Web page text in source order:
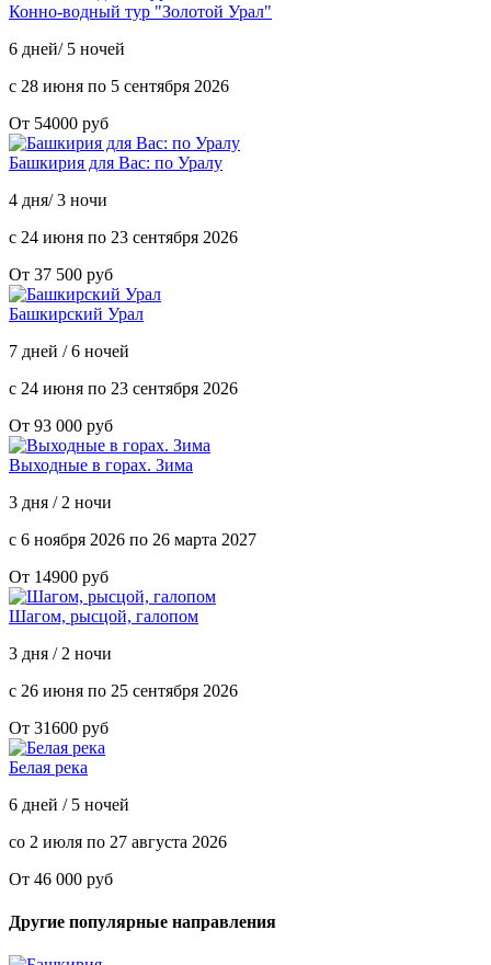
Конно-водный тур "Золотой Урал"
6 дней/ 5 ночей
с 28 июня по 5 сентября 2026
От 54000 руб
Башкирия для Вас: по Уралу
4 дня/ 3 ночи
с 24 июня по 23 сентября 2026
От 37 500 руб
Башкирский Урал
7 дней / 6 ночей
с 24 июня по 23 сентября 2026
От 93 000 руб
Выходные в горах. Зима
3 дня / 2 ночи
с 6 ноября 2026 по 26 марта 2027
От 14900 руб
Шагом, рысцой, галопом
3 дня / 2 ночи
с 26 июня по 25 сентября 2026
От 31600 руб
Белая река
6 дней / 5 ночей
со 2 июля по 27 августа 2026
От 46 000 руб
Другие популярные направления